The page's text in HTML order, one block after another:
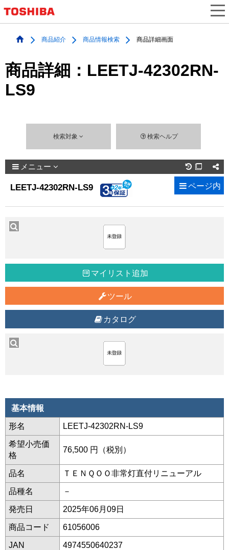
商品紹介 商品情報検索 商品詳細画面
商品詳細：LEETJ-42302RN-
LS9
検索対象 検索ヘルプ
メニュー 
LEETJ-42302RN-LS9 ページ内
マイリスト追加
ツール
カタログ
基本情報
形名 LEETJ-42302RN-LS9
希望小売価
格
76,500 円（税別）
品名 ＴＥＮＱＯＯ非常灯直付リニューアル
品種名 －
発売日 2025年06月09日
商品コード 61056006
JAN 4974550640237